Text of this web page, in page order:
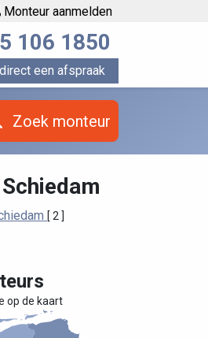
Monteur aanmelden
106 1850
een afspraak
Zoek monteur
[ 2 ]
op de kaart